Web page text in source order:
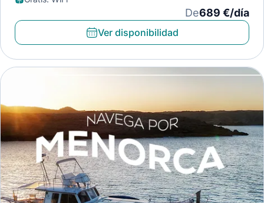
De689 €/día
Ver disponibilidad